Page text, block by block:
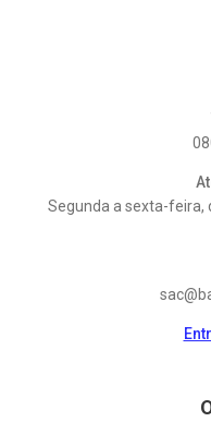
Segunda a sexta-feira,